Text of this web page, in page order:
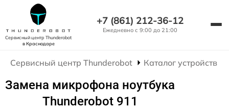
Сервисный центр Thunderobot
в Краснодаре
+7 (861) 212-36-12
Ежедневно с 9:00 до 21:00
Сервисный центр Thunderobot Каталог устройств
Замена микрофона ноутбука
Thunderobot 911